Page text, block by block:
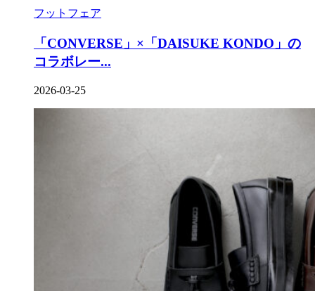
フットフェア
「CONVERSE」×「DAISUKE KONDO」の
コラボレー...
2026-03-25